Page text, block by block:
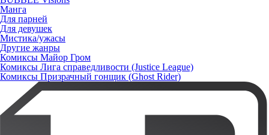
Манга
Для парней
Для девушек
Мистика/ужасы
Другие жанры
Комиксы Майор Гром
Комиксы Лига справедливости (Justice League)
Комиксы Призрачный гонщик (Ghost Rider)